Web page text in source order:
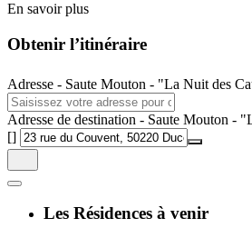
En savoir plus
Obtenir l’itinéraire
Adresse - Saute Mouton - "La Nuit des
Adresse de destination - Saute Mouton -
[]
Les Résidences à venir